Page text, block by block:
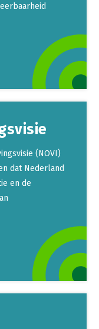
(NOVI)
dat Nederland
en de